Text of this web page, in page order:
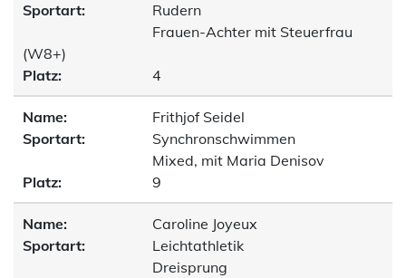
Sportart:
Rudern
Frauen-Achter mit Steuerfrau
(W8+)
Platz:
4
Name:
Frithjof Seidel
Sportart:
Synchronschwimmen
Mixed, mit Maria Denisov
Platz:
9
Name:
Caroline Joyeux
Sportart:
Leichtathletik
Dreisprung